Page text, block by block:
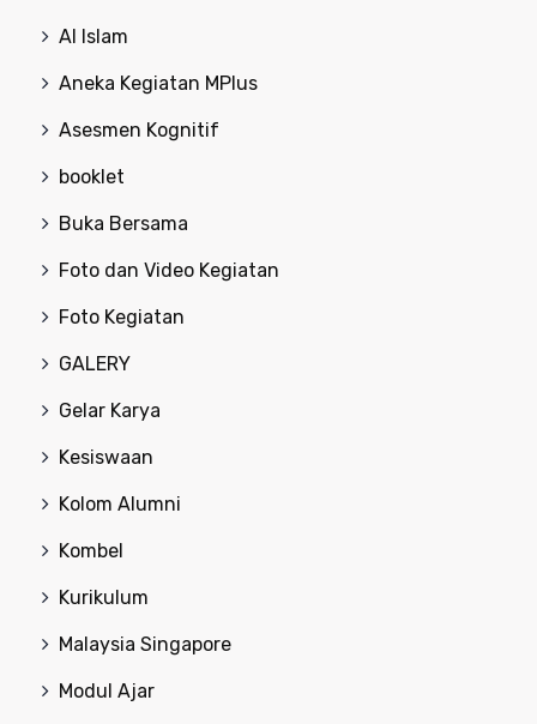
Al Islam
Aneka Kegiatan MPlus
Asesmen Kognitif
booklet
Buka Bersama
Foto dan Video Kegiatan
Foto Kegiatan
GALERY
Gelar Karya
Kesiswaan
Kolom Alumni
Kombel
Kurikulum
Malaysia Singapore
Modul Ajar